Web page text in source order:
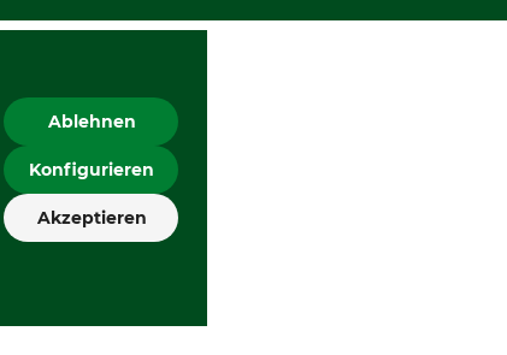
Ablehnen
Konfigurieren
Akzeptieren